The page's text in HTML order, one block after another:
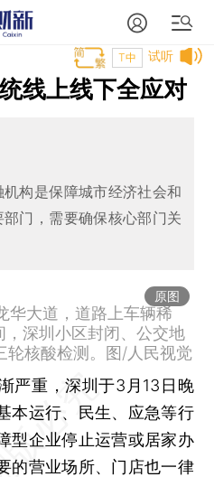
试听
T中
线上线下全应对
构是保障城市经济社会和
门，需要确保核心部门关
原图
华大道，道路上车辆稀
深圳小区封闭、公交地
轮核酸检测。图/人民视觉
严重，深圳于3月13日晚
本运行、民生、应急等行
型企业停止运营或居家办
的营业场所、门店也一律